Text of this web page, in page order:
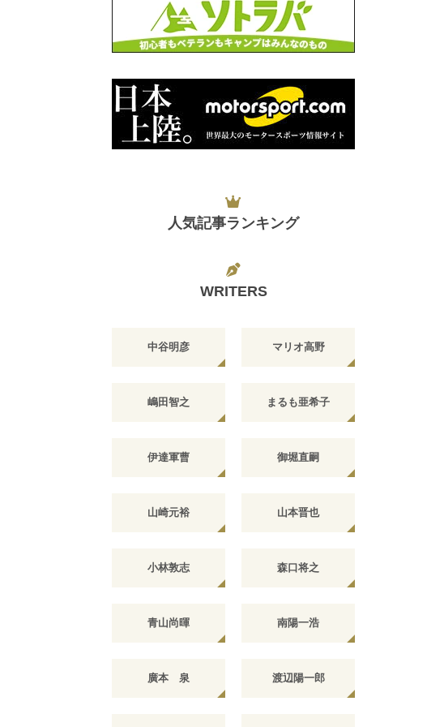
人気記事ランキング
WRITERS
中谷明彦 マリオ高野
嶋田智之 まるも亜希子
伊達軍曹 御堀直嗣
山崎元裕 山本晋也
小林敦志 森口将之
青山尚暉 南陽一浩
廣本 泉 渡辺陽一郎